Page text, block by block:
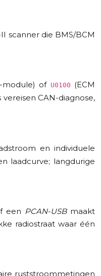
scanner die BMS/BCM
module) of U0100
(ECM
CAN-diagnose,
en individuele
laadcurve; langdurige
een PCAN-USBmaakt
radiostraat waar één
ruststroommetingen